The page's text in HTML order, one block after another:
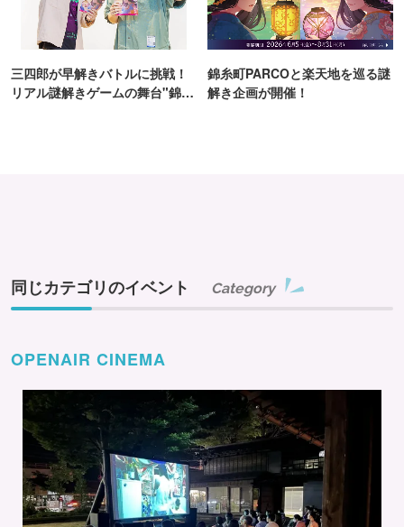
三四郎が早解きバトルに挑戦！
リアル謎解きゲームの舞台"錦糸
錦糸町PARCOと楽天地を巡る謎
解き企画が開催！
同じカテゴリのイベント Category
OPENAIR CINEMA